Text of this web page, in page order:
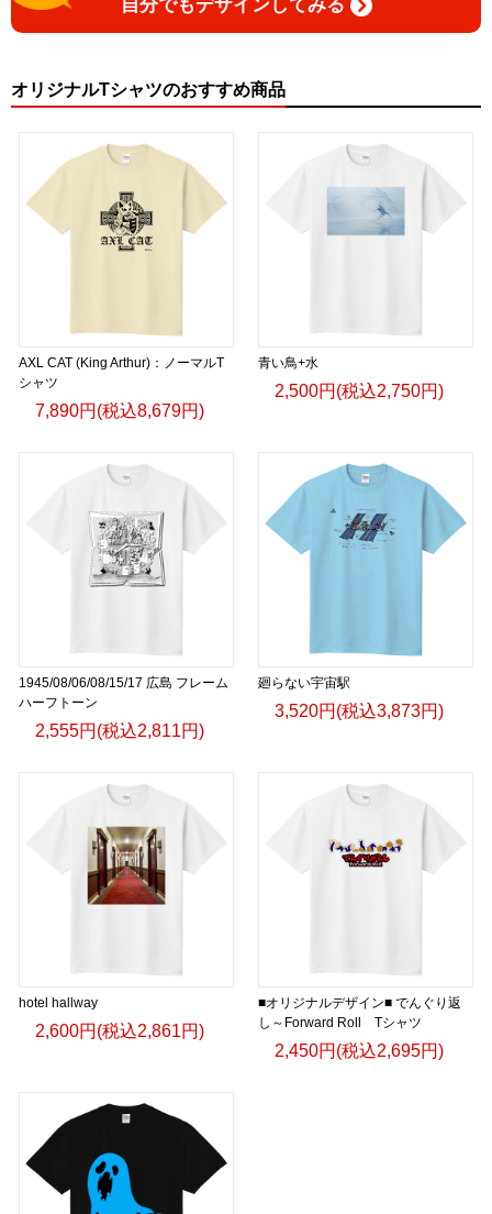
自分でもデザインしてみる
オリジナルTシャツのおすすめ商品
AXL CAT (King Arthur)：ノーマルT
シャツ
7,890円(税込8,679円)
青い鳥+水
2,500円(税込2,750円)
1945/08/06/08/15/17 広島 フレーム
ハーフトーン
2,555円(税込2,811円)
廻らない宇宙駅
3,520円(税込3,873円)
hotel hallway
2,600円(税込2,861円)
■オリジナルデザイン■ でんぐり返
し～Forward Roll Tシャツ
2,450円(税込2,695円)